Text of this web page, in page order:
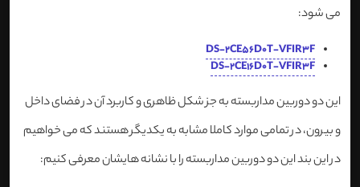
می شود:
DS-2CE56D0T-VFIR3F
DS-2CE16D0T-VFIR3F
این دو دوربین مداربسته به جز شکل ظاهری و کاربرد آن در فضای داخل
و بیرون، در تمامی موارد کاملا مشابه به یکدیگر هستند که می خواهیم
در این بند این دو دوربین مداربسته را با نشانه هایشان معرفی کنیم: